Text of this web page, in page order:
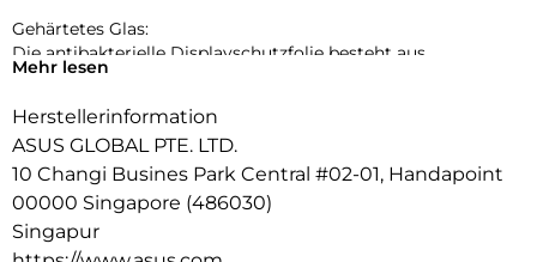
Gehärtetes Glas:
Die antibakterielle Displayschutzfolie besteht aus
widerstandsfähigem Glas – mit einer Härte von 9H – und
Härtung und die Kantenbehandlung verleihen dem Glas
mehr Festigkeit, um Ihr Telefon vor unvermeidlichen
Unfällen zu schützen.
Wirksamer antibakterieller Schutz:
Damit Ihr Handy hygienisch bleibt, haben wir eine
Mehr lesen
Herstellerinformation
ASUS GLOBAL PTE. LTD.
10 Changi Busines Park Central #02-01, Handapoint
00000 Singapore (486030)
Singapur